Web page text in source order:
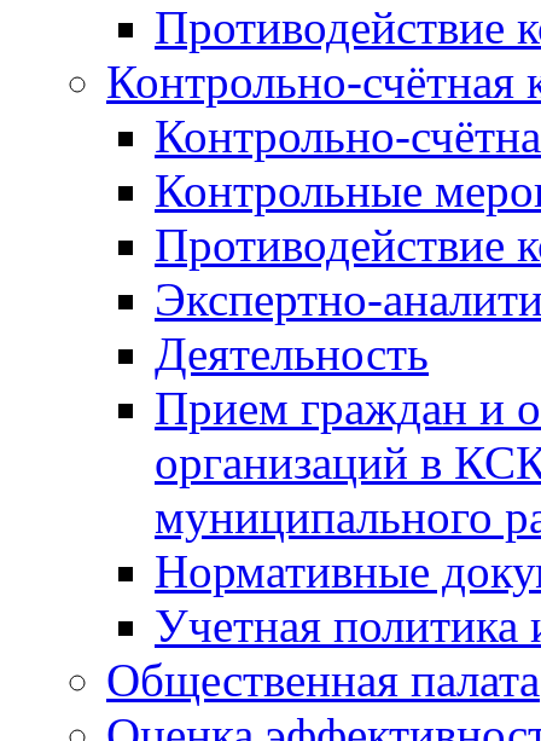
Противодействие
Контрольно-счётная
Контрольно-
Контрольные
Противодействие
Экспертно-
Деятельность
Прием граждан и
организаций в
муниципального
Нормативные
Учетная политика
Общественная палата